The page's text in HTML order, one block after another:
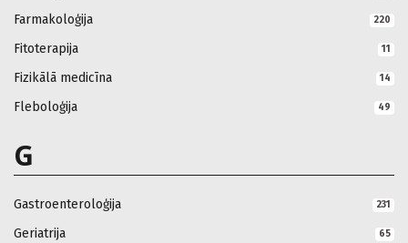
Farmakoloģija 220
Fitoterapija 11
Fizikālā medicīna 14
Fleboloģija 49
G
Gastroenteroloģija 231
Geriatrija 65